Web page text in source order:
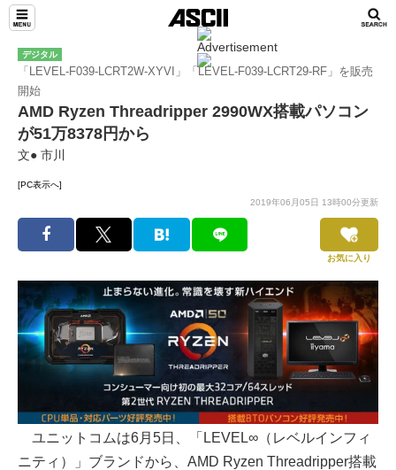
デジタル
「LEVEL-F039-LCRT2W-XYVI」「LEVEL-F039-LCRT29-RF」を販売
開始
AMD Ryzen Threadripper 2990WX搭載パソコン
が51万8378円から
文● 市川
[PC表示へ]
2019年06月05日 13時00分更新
お気に入り
ユニットコムは6月5日、「LEVEL∞（レベルインフィ
ニティ）」ブランドから、AMD Ryzen Threadripper搭載